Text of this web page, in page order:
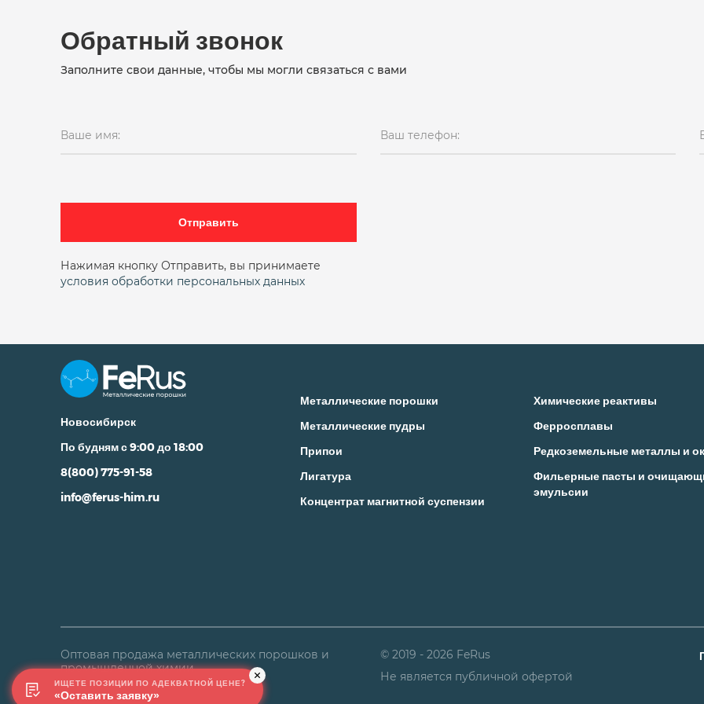
Обратный звонок
Заполните свои данные, чтобы мы могли связаться с вами
Ваше имя: Ваш телефон:
Отправить
Нажимая кнопку Отправить, вы принимаете
условия обработки персональных данных
Новосибирск
По будням с 9:00 до 18:00
8(800) 775-91-58
info@ferus-him.ru
Металлические порошки
Металлические пудры
Припои
Лигатура
Концентрат магнитной суспензии
Химические реактивы
Ферросплавы
Редкоземельные металлы и
Фильерные пасты и
эмульсии
Оптовая продажа металлических порошков и
промышленной химии
© 2019 - 2026 FeRus
Не является публичной офертой
ИЩЕТЕ ПОЗИЦИИ ПО АДЕКВАТНОЙ ЦЕНЕ?
«Оставить заявку»